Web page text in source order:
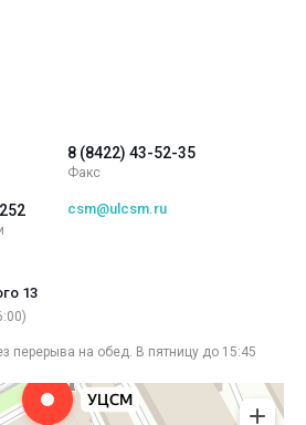
8 (8422) 43-52-35
Факс
csm@ulcsm.ru
13
перерыва на обед. В пятницу до 15:45